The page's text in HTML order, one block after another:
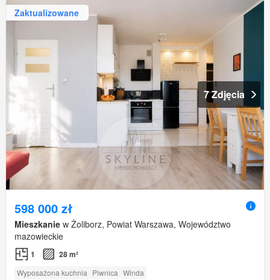
Zaktualizowane
7 Zdjęcia
598 000 zł
Mieszkanie w Żoliborz, Powiat Warszawa, Województwo
mazowieckie
1 28 m²
Wyposażona kuchnia Piwnica Winda